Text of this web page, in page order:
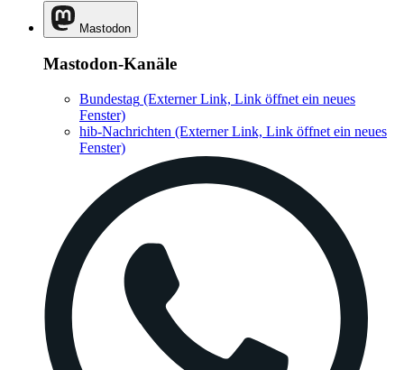
Mastodon
Mastodon-Kanäle
Bundestag (Externer Link, Link öffnet ein neues
Fenster)
hib-Nachrichten (Externer Link, Link öffnet ein neues
Fenster)